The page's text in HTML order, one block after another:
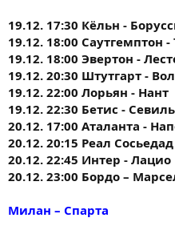
19.12. 17:30 Кёльн -
19.12. 18:00 Саутгемптон -
19.12. 18:00 Эвертон -
19.12. 20:30 Штутгарт -
19.12. 22:00 Лорьян - Нант
19.12. 22:30 Бетис -
20.12. 17:00 Аталанта -
20.12. 20:15 Реал
20.12. 22:45 Интер - Лацио
20.12. 23:00 Бордо –
Милан – Спарта